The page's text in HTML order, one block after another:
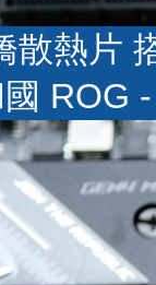
散熱片
ROG